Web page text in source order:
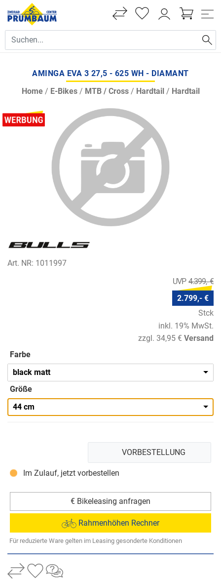
AMINGA EVA 3 27,5 - 625 WH - DIAMANT
Home/ E-Bikes/ MTB / Cross/ Hardtail/ Hardtail
Art. NR: 1011997
4.399,- €
2.799,- €
Stck
inkl. 19% MwSt.
zzgl. 34,95 € Versand
Farbe
black matt
Größe
44 cm
Im Zulauf, jetzt vorbestellen
VORBESTELLUNG
€ Bikeleasing anfragen
Rahmenhöhen Rechner
Für reduzierte Ware gelten im Leasing gesonderte Konditionen